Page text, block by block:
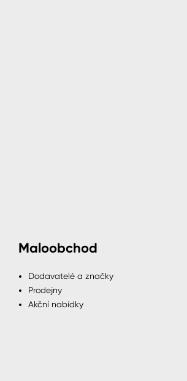
Maloobchod
Dodavatelé a značky
Prodejny
Akční nabídky